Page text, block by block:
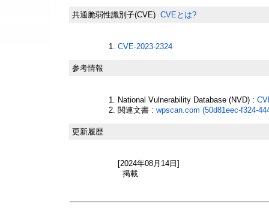
共通脆弱性識別子(CVE) CVEとは?
CVE-2023-2324
参考情報
National Vulnerability Database (NVD) :
関連文書 : wpscan.com (50d81eec-f324-
更新履歴
[2024年08月14日]
掲載